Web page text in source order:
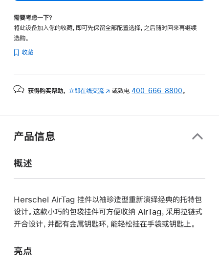
需要考虑一下？
将此设备加入你的收藏，即可先保留全部配置选择，之后随时回来再继续
选购。
收藏
获得购买帮助， 立即在线交流 (在 或致电400-666-8800。
产品信息
概述
Herschel AirTag 挂件以袖珍造型重新演绎经典的托特包
设计。这款小巧的包袋挂件可方便收纳 AirTag，采用拉链式
开合设计，并配有金属钥匙环，能轻松挂在手袋或钥匙上。
亮点